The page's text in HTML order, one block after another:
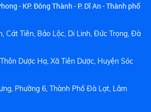
- KP. Đông Thành - P. Dĩ An - Thành phố
Cát Tiên, Bảo Lộc, Di Linh, Đức Trọng, Đà
Dược Hạ, Xã Tiên Dược, Huyện Sóc
Phường 6, Thành Phố Đà Lạt, Lâm